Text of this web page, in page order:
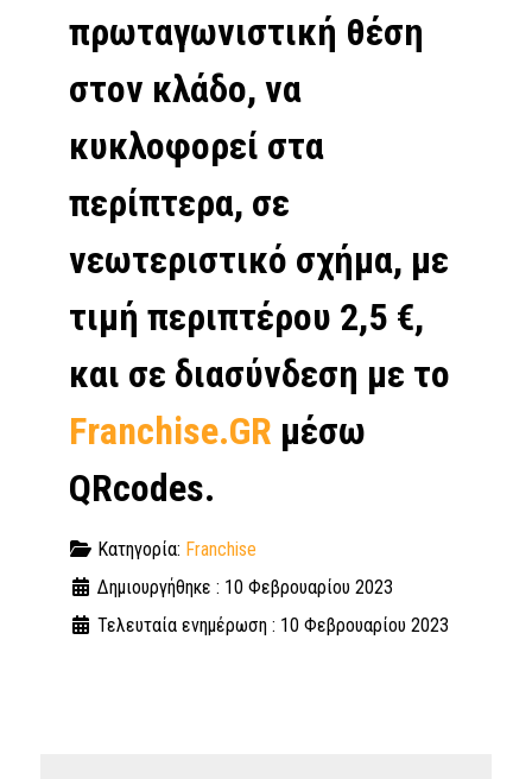
πρωταγωνιστική θέση
στον κλάδο, να
κυκλοφορεί στα
περίπτερα, σε
νεωτεριστικό σχήμα, με
τιμή περιπτέρου 2,5 €,
και σε διασύνδεση με το
Franchise.GR μέσω
QRcodes.
Κατηγορία: Franchise
Δημιουργήθηκε : 10 Φεβρουαρίου 2023
Τελευταία ενημέρωση : 10 Φεβρουαρίου 2023